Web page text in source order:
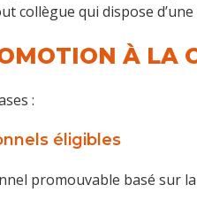
collègue qui dispose
À LA
:
éligibles
promouvable basé sur